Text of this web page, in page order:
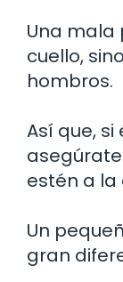
Una mala
cuello,
hombros.
Así que,
estén a
Un
gran